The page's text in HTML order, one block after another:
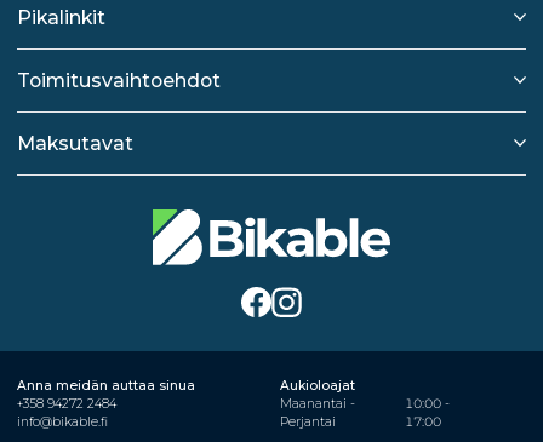
Pikalinkit
Toimitusvaihtoehdot
Maksutavat
Anna meidän auttaa sinua
+358 94272 2484
info@bikable.fi
Aukioloajat
Maanantai -
Perjantai
10:00 -
17:00